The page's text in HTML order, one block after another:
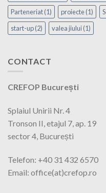
Parteneriat(1) proiecte(1)
start-up(2) valea jiului(1)
CONTACT
CREFOP București
Splaiul Unirii Nr. 4
Tronson II, etajul 7, ap. 19
sector 4, București
Telefon: +40 31 432 6570
Email: office(at)crefop.ro